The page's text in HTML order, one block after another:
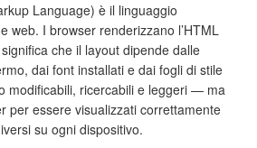
Language) è il linguaggio
web. I browser renderizzano l’HTML
che il layout dipende dalle
dai font installati e dai fogli di stile
modificabili, ricercabili e leggeri — ma
per essere visualizzati correttamente
su ogni dispositivo.